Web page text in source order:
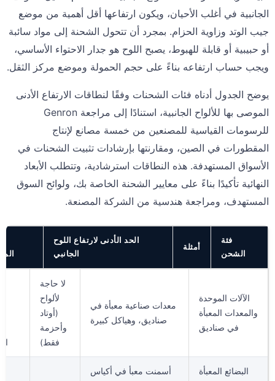
الجانبية في أغلب الأحيان، ويكون ارتفاعها أقل أهمية من موضع
جيب الوتد وزاوية الحزام. بمجرد أن تتحول الشحنة إلى مواد سائبة
أو حبيبية أو قابلة للهبوط، يصبح اللوح هو جدار الاحتواء الأساسي،
ويجب حساب ارتفاعه بناءً على حجم الحمولة وموضع مركز الثقل.
يوضح الجدول أدناه فئات الشحنات وفقًا لنطاقات الارتفاع الأدنى
الموصى بها للألواح الجانبية، استنادًا إلى مراجعة Genron
للرسومات القياسية للمصنعين من خمسة مصانع لإنتاج
المقطورات في الصين، ومقارنتها بإرشادات تثبيت الشحنات في
الأسواق المستهدفة. هذه النطاقات استرشادية، وتتطلب الأبعاد
النهائية تأكيدًا بناءً على معايير الشحنة الخاصة بك، ولوائح السوق
المستهدف، ومراجعة هندسية من الشركة المصنعة.
فئة
الشحن
أمثلة
الحد الأدنى لارتفاع اللوح
الجانبي
الآلات الموحدة
والمعدات المعبأة
في صناديق
معدات صناعية معبأة في
صناديق، وهياكل كبيرة
لا حاجة
لألواح
(أوتاد
وأحزمة
فقط)
البضائع المعبأة
أسمنت معبأ في أكياس